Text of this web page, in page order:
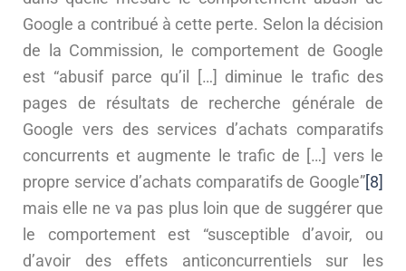
Google a contribué à cette perte. Selon la décision
de la Commission, le comportement de Google
est “abusif parce qu’il […] diminue le trafic des
pages de résultats de recherche générale de
Google vers des services d’achats comparatifs
concurrents et augmente le trafic de […] vers le
propre service d’achats comparatifs de Google”[8]
mais elle ne va pas plus loin que de suggérer que
le comportement est “susceptible d’avoir, ou
d’avoir des effets anticoncurrentiels sur les